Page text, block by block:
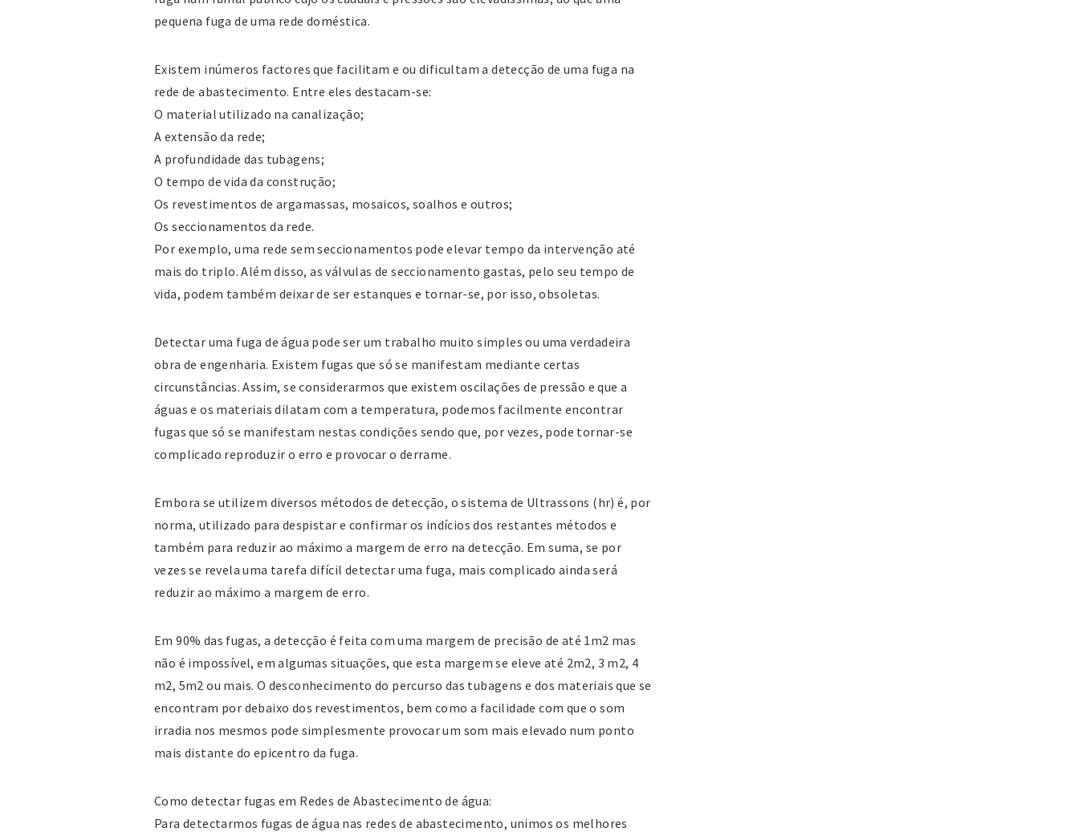
pequena fuga de uma rede doméstica.
Existem inúmeros factores que facilitam e ou dificultam a detecção de uma fuga na
rede de abastecimento. Entre eles destacam-se:
O material utilizado na canalização;
A extensão da rede;
A profundidade das tubagens;
O tempo de vida da construção;
Os revestimentos de argamassas, mosaicos, soalhos e outros;
Os seccionamentos da rede.
Por exemplo, uma rede sem seccionamentos pode elevar tempo da intervenção até
mais do triplo. Além disso, as válvulas de seccionamento gastas, pelo seu tempo de
vida, podem também deixar de ser estanques e tornar-se, por isso, obsoletas.
Detectar uma fuga de água pode ser um trabalho muito simples ou uma verdadeira
obra de engenharia. Existem fugas que só se manifestam mediante certas
circunstâncias. Assim, se considerarmos que existem oscilações de pressão e que a
águas e os materiais dilatam com a temperatura, podemos facilmente encontrar
fugas que só se manifestam nestas condições sendo que, por vezes, pode tornar-se
complicado reproduzir o erro e provocar o derrame.
Embora se utilizem diversos métodos de detecção, o sistema de Ultrassons (hr) é, por
norma, utilizado para despistar e confirmar os indícios dos restantes métodos e
também para reduzir ao máximo a margem de erro na detecção. Em suma, se por
vezes se revela uma tarefa difícil detectar uma fuga, mais complicado ainda será
reduzir ao máximo a margem de erro.
Em 90% das fugas, a detecção é feita com uma margem de precisão de até 1m2 mas
não é impossível, em algumas situações, que esta margem se eleve até 2m2, 3 m2, 4
m2, 5m2 ou mais. O desconhecimento do percurso das tubagens e dos materiais que se
encontram por debaixo dos revestimentos, bem como a facilidade com que o som
irradia nos mesmos pode simplesmente provocar um som mais elevado num ponto
mais distante do epicentro da fuga.
Como detectar fugas em Redes de Abastecimento de água:
Para detectarmos fugas de água nas redes de abastecimento, unimos os melhores